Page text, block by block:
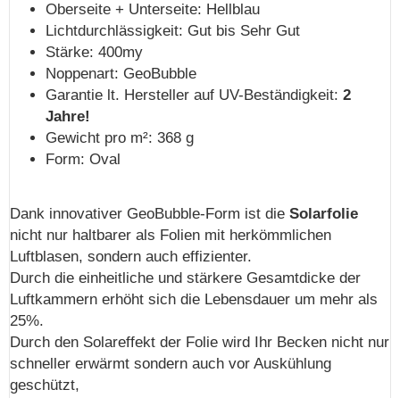
Oberseite + Unterseite: Hellblau
Lichtdurchlässigkeit: Gut bis Sehr Gut
Stärke: 400my
Noppenart: GeoBubble
Garantie lt. Hersteller auf UV-Beständigkeit: 2
Jahre!
Gewicht pro m²: 368 g
Form: Oval
Dank innovativer GeoBubble-Form ist die Solarfolie
nicht nur haltbarer als Folien mit herkömmlichen
Luftblasen, sondern auch effizienter.
Durch die einheitliche und stärkere Gesamtdicke der
Luftkammern erhöht sich die Lebensdauer um mehr als
25%.
Durch den Solareffekt der Folie wird Ihr Becken nicht nur
schneller erwärmt sondern auch vor Auskühlung
geschützt,